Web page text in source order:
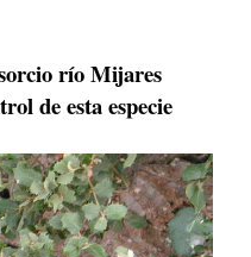
río Mijares
de esta especie